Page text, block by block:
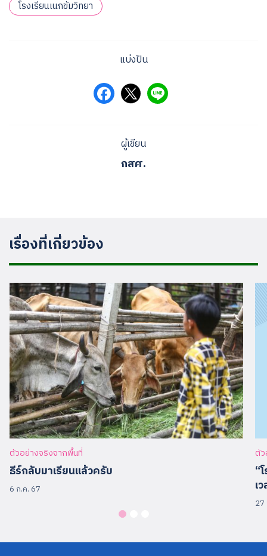
โรงเรียนเนกขัมวิทยา
แบ่งปัน
ผู้เขียน
กสศ.
เรื่องที่เกี่ยวข้อง
ตัวอย่างจริงจากพื้นที่
ธีร์กลับมาเรียนแล้วครับ
6 ก.ค. 67
ตั
“
เ
27